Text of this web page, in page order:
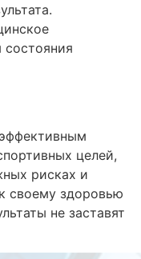
состояния
целей,
рисках и
своему здоровью
не заставят